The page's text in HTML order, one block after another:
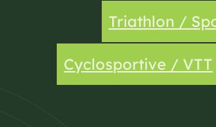
Triathlon /
Cyclosportive / VTT